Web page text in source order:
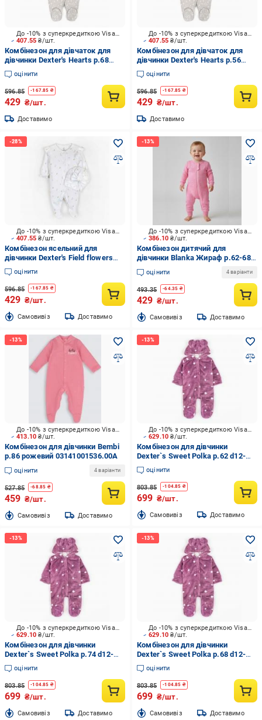
407.55₴/шт.
До -10% з суперкредиткою Visa Вигода
Комбінезон для дівчаток для
дівчинки Dexter's Нearts р.68
сірий 900532
оцінити
596.85 -167.85 ₴
429 ₴/шт.
Доставимо
407.55₴/шт.
До -10% з суперкредиткою Visa Вигода
Комбінезон для дівчаток для
дівчинки Dexter's Нearts р.56
сірий 900532
оцінити
596.85 -167.85 ₴
429 ₴/шт.
Доставимо
407.55₴/шт.
До -10% з суперкредиткою Visa Вигода
Комбінезон ясельний для
дівчинки Dexter's Field flowers
р.56 молочний 900510
оцінити
596.85 -167.85 ₴
429 ₴/шт.
Cамовивіз Доставимо
386.10₴/шт.
До -10% з суперкредиткою Visa Вигода
Комбінезон дитячий для
дівчинки Blanka Жираф р.62-68
рожевий 111003
оцінити 4 варіанти
493.35 -64.35 ₴
429 ₴/шт.
Cамовивіз Доставимо
413.10₴/шт.
До -10% з суперкредиткою Visa Вигода
Комбінезон для дівчинки Bembi
р.86 рожевий 03141001536.00A
оцінити 4 варіанти
527.85 -68.85 ₴
459 ₴/шт.
Cамовивіз Доставимо
629.10₴/шт.
До -10% з суперкредиткою Visa Вигода
Комбінезон для дівчинки
Dexter`s Sweet Polka р.62 d12-
20гр-тм
оцінити
803.85 -104.85 ₴
699 ₴/шт.
Cамовивіз Доставимо
629.10₴/шт.
До -10% з суперкредиткою Visa Вигода
Комбінезон для дівчинки
Dexter`s Sweet Polka р.74 d12-
20гр-тм
оцінити
803.85 -104.85 ₴
699 ₴/шт.
Cамовивіз Доставимо
629.10₴/шт.
До -10% з суперкредиткою Visa Вигода
Комбінезон для дівчинки
Dexter`s Sweet Polka р.68 d12-
20гр-тм
оцінити
803.85 -104.85 ₴
699 ₴/шт.
Cамовивіз Доставимо